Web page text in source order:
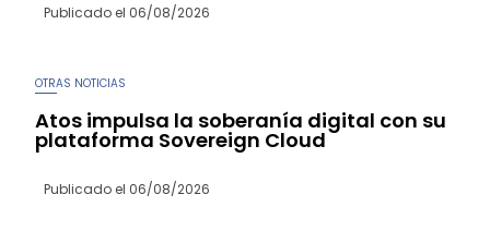
Publicado el 06/08/2026
OTRAS NOTICIAS
Atos impulsa la soberanía digital con su
plataforma Sovereign Cloud
Publicado el 06/08/2026